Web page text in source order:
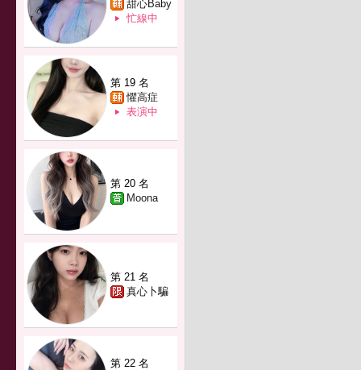
甜心Baby
忙線中
第 19 名
懼高症
表演中
第 20 名
Moona
第 21 名
真心卜騙
第 22 名